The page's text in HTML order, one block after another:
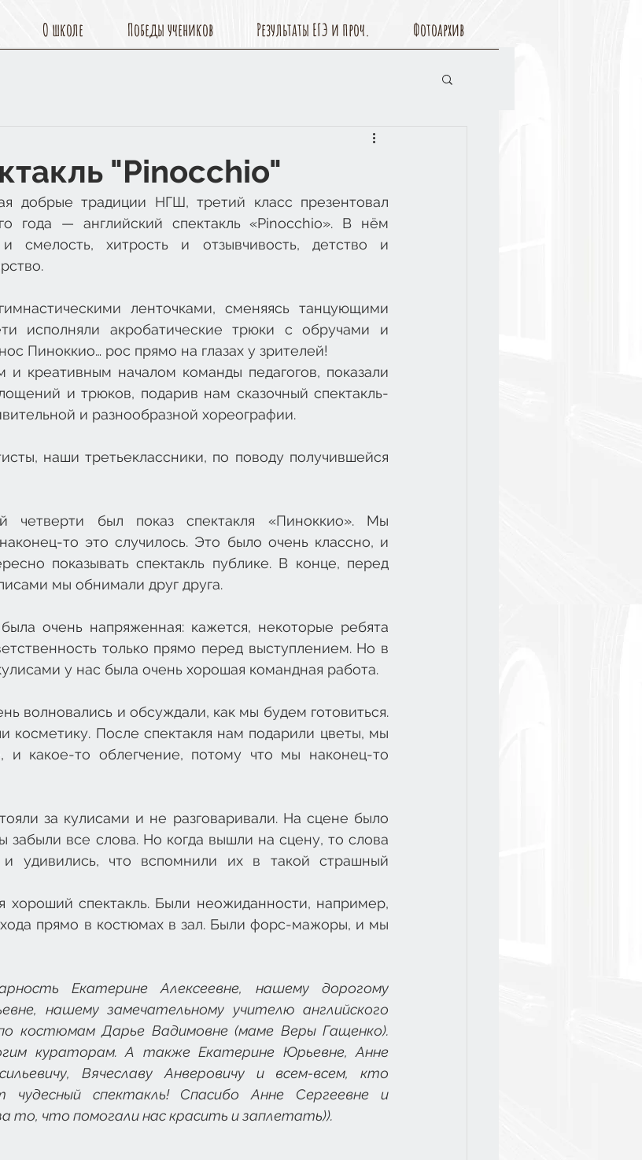
О школе Победы учеников Результаты ЕГЭ и проч. Фотоархив
"Pinocchio"
добрые традиции НГШ, третий класс презентовал
года — английский спектакль «Pinocchio». В нём
смелость, хитрость и отзывчивость, детство и
ленточками, сменяясь танцующими
исполняли акробатические трюки с обручами и
Пиноккио… рос прямо на глазах у зрителей!
и креативным началом команды педагогов, показали
и трюков, подарив нам сказочный спектакль-
и разнообразной хореографии.
наши третьеклассники, по поводу получившейся
четверти был показ спектакля «Пиноккио». Мы
то это случилось. Это было очень классно, и
показывать спектакль публике. В конце, перед
мы обнимали друг друга.
очень напряженная: кажется, некоторые ребята
только прямо перед выступлением. Но в
у нас была очень хорошая командная работа.
волновались и обсуждали, как мы будем готовиться.
косметику. После спектакля нам подарили цветы, мы
и какое-то облегчение, потому что мы наконец-то
за кулисами и не разговаривали. На сцене было
забыли все слова. Но когда вышли на сцену, то слова
и удивились, что вспомнили их в такой страшный
хороший спектакль. Были неожиданности, например,
прямо в костюмах в зал. Были форс-мажоры, и мы
Екатерине Алексеевне, нашему дорогому
нашему замечательному учителю английского
костюмам Дарье Вадимовне (маме Веры Гащенко).
кураторам. А также Екатерине Юрьевне, Анне
Вячеславу Анверовичу и всем-всем, кто
спектакль! Спасибо Анне Сергеевне и
то, что помогали нас красить и заплетать)).